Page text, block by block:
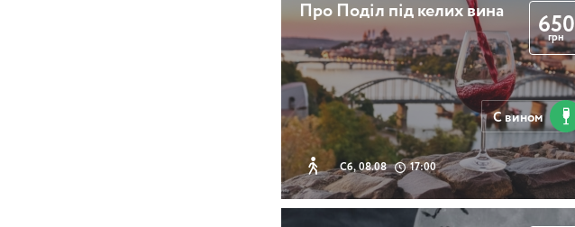
Про Поділ під келих вина
Сб, 08.08 17:00
650
грн
С вином